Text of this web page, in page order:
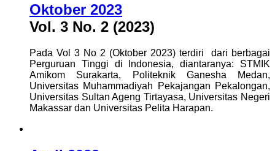
Oktober 2023
Vol. 3 No. 2 (2023)
Pada Vol 3 No 2 (Oktober 2023) terdiri dari berbagai
Perguruan Tinggi di Indonesia, diantaranya: STMIK
Amikom Surakarta, Politeknik Ganesha Medan,
Universitas Muhammadiyah Pekajangan Pekalongan,
Universitas Sultan Ageng Tirtayasa, Universitas Negeri
Makassar dan Universitas Pelita Harapan.